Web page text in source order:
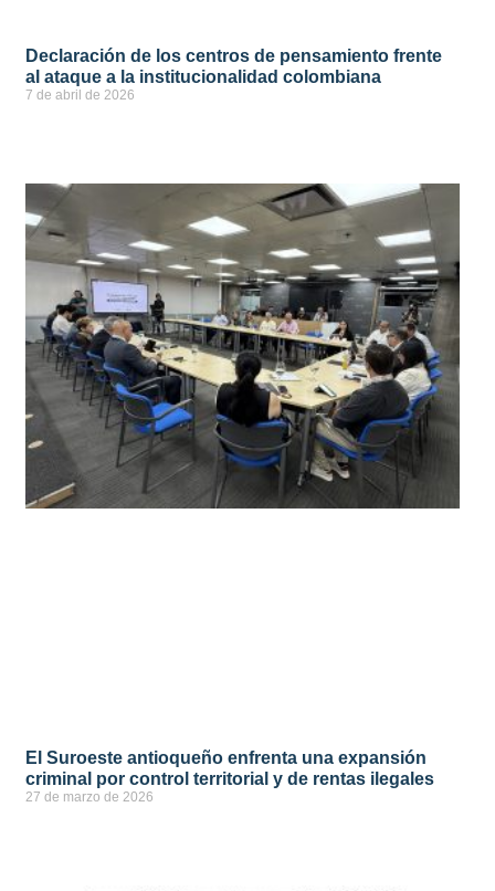
Declaración de los centros de pensamiento frente
al ataque a la institucionalidad colombiana
7 de abril de 2026
El Suroeste antioqueño enfrenta una expansión
criminal por control territorial y de rentas ilegales
27 de marzo de 2026